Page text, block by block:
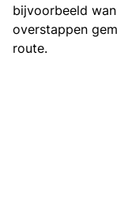
bijvoorbeeld
overstappen
route.